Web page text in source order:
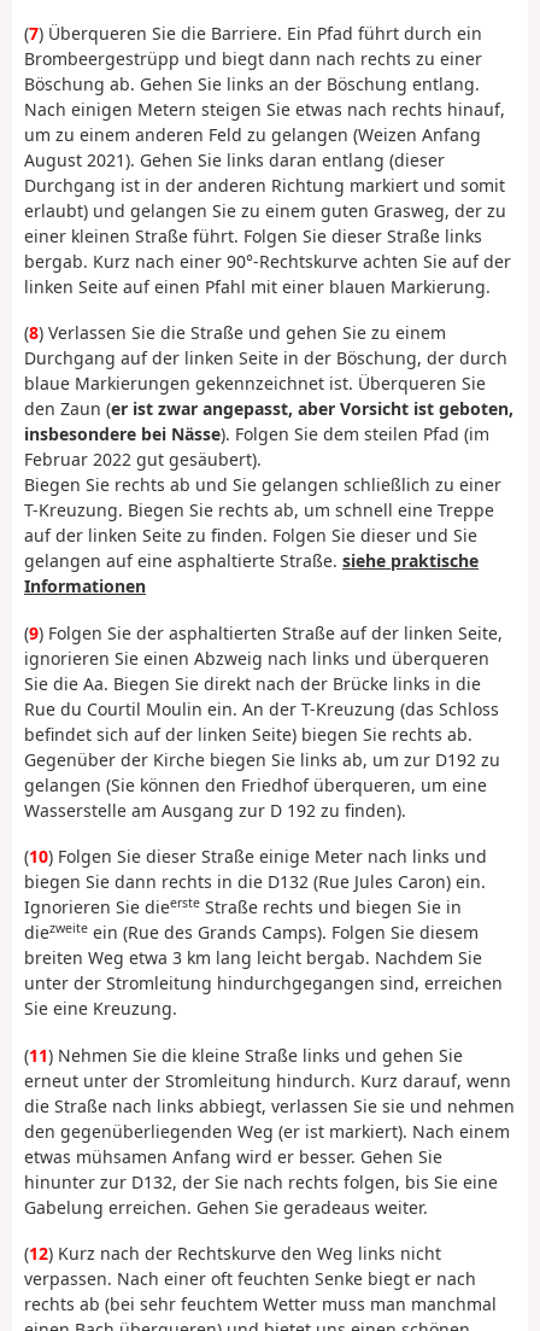
(7) Überqueren Sie die Barriere. Ein Pfad führt durch ein
Brombeergestrüpp und biegt dann nach rechts zu einer
Böschung ab. Gehen Sie links an der Böschung entlang.
Nach einigen Metern steigen Sie etwas nach rechts hinauf,
um zu einem anderen Feld zu gelangen (Weizen Anfang
August 2021). Gehen Sie links daran entlang (dieser
Durchgang ist in der anderen Richtung markiert und somit
erlaubt) und gelangen Sie zu einem guten Grasweg, der zu
einer kleinen Straße führt. Folgen Sie dieser Straße links
bergab. Kurz nach einer 90°-Rechtskurve achten Sie auf der
linken Seite auf einen Pfahl mit einer blauen Markierung.
(8) Verlassen Sie die Straße und gehen Sie zu einem
Durchgang auf der linken Seite in der Böschung, der durch
blaue Markierungen gekennzeichnet ist. Überqueren Sie
den Zaun (er ist zwar angepasst, aber Vorsicht ist geboten,
insbesondere bei Nässe). Folgen Sie dem steilen Pfad (im
Februar 2022 gut gesäubert).
Biegen Sie rechts ab und Sie gelangen schließlich zu einer
T-Kreuzung. Biegen Sie rechts ab, um schnell eine Treppe
auf der linken Seite zu finden. Folgen Sie dieser und Sie
gelangen auf eine asphaltierte Straße. siehe praktische
Informationen
(9) Folgen Sie der asphaltierten Straße auf der linken Seite,
ignorieren Sie einen Abzweig nach links und überqueren
Sie die Aa. Biegen Sie direkt nach der Brücke links in die
Rue du Courtil Moulin ein. An der T-Kreuzung (das Schloss
befindet sich auf der linken Seite) biegen Sie rechts ab.
Gegenüber der Kirche biegen Sie links ab, um zur D192 zu
gelangen (Sie können den Friedhof überqueren, um eine
Wasserstelle am Ausgang zur D 192 zu finden).
(10) Folgen Sie dieser Straße einige Meter nach links und
biegen Sie dann rechts in die D132 (Rue Jules Caron) ein.
Ignorieren Sie dieerste Straße rechts und biegen Sie in
diezweite ein (Rue des Grands Camps). Folgen Sie diesem
breiten Weg etwa 3 km lang leicht bergab. Nachdem Sie
unter der Stromleitung hindurchgegangen sind, erreichen
Sie eine Kreuzung.
(11) Nehmen Sie die kleine Straße links und gehen Sie
erneut unter der Stromleitung hindurch. Kurz darauf, wenn
die Straße nach links abbiegt, verlassen Sie sie und nehmen
den gegenüberliegenden Weg (er ist markiert). Nach einem
etwas mühsamen Anfang wird er besser. Gehen Sie
hinunter zur D132, der Sie nach rechts folgen, bis Sie eine
Gabelung erreichen. Gehen Sie geradeaus weiter.
(12) Kurz nach der Rechtskurve den Weg links nicht
verpassen. Nach einer oft feuchten Senke biegt er nach
rechts ab (bei sehr feuchtem Wetter muss man manchmal